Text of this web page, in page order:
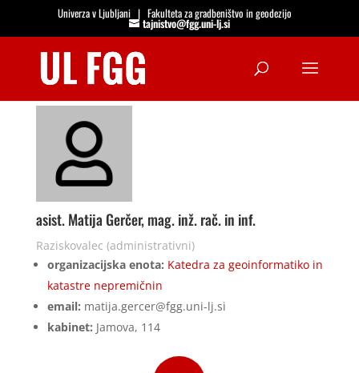
Univerza v Ljubljani |Fakulteta za gradbeništvo in geodezijo
tajnistvo@fgg.uni-lj.si
asist. Matija Gerčer, mag. inž. rač. in inf.
Raziskovalec (administrativni)
organizacijska enota: Katedra za geoinformatiko in
katastre nepremičnin
email: matija.gercer@fgg.uni-lj.si
kabinet: Jamova, 114